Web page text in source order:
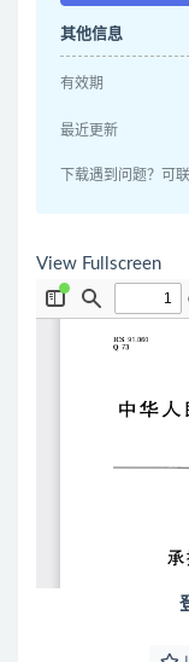
其他信息
有效期
最近更新
下载遇到问题？可
View Fullscreen